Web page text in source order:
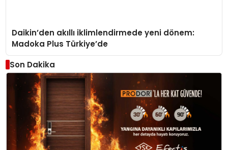
Daikin’den akıllı iklimlendirmede yeni dönem:
Madoka Plus Türkiye’de
Son Dakika